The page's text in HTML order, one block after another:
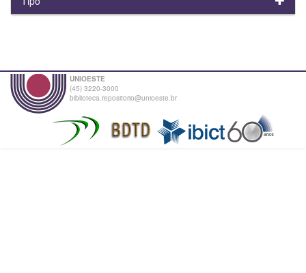
UNIOESTE
(45) 3220-3000
biblioteca.repositorio@unioeste.br